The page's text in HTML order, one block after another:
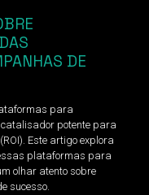
DE
para
potente para
Este artigo explora
plataformas para
olhar atento sobre
sucesso.